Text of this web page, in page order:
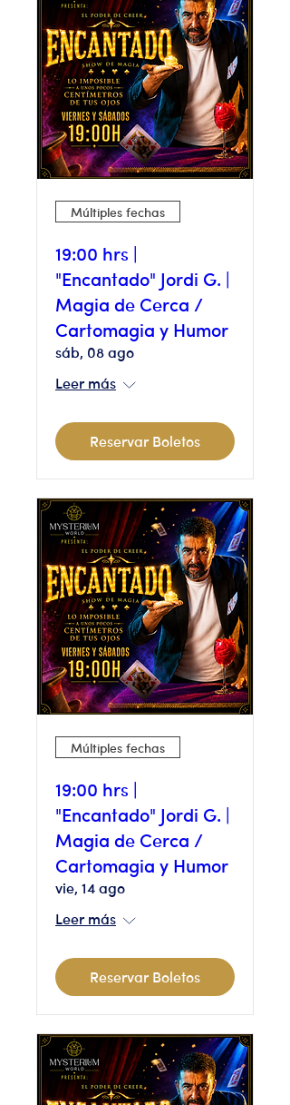
Múltiples fechas
19:00 hrs |
"Encantado" Jordi G. |
Magia de Cerca /
Cartomagia y Humor
sáb, 08 ago
Leer más
Reservar Boletos
Múltiples fechas
19:00 hrs |
"Encantado" Jordi G. |
Magia de Cerca /
Cartomagia y Humor
vie, 14 ago
Leer más
Reservar Boletos